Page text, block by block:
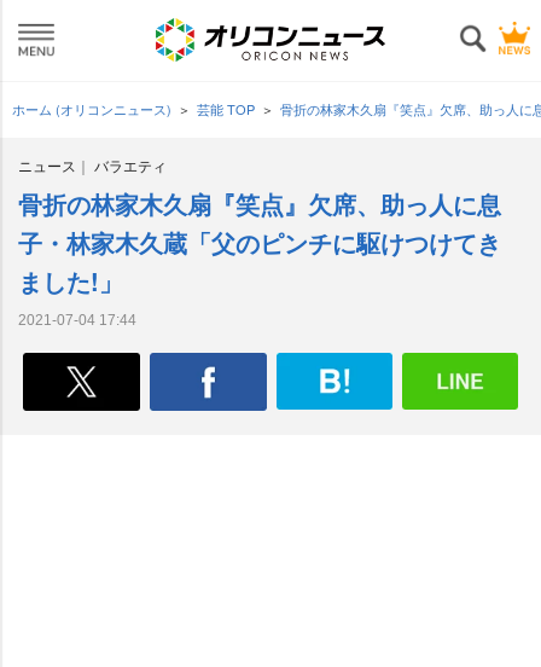
ホーム (オリコンニュース) 芸能 TOP 骨折の林家木久扇『笑点』欠席、助っ人
ニュース バラエティ
骨折の林家木久扇『笑点』欠席、助っ人に息
子・林家木久蔵「父のピンチに駆けつけてき
ました!」
2021-07-04 17:44